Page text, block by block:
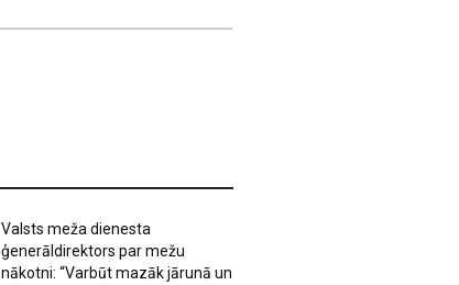
Valsts meža dienesta
ģenerāldirektors par mežu
nākotni: “Varbūt mazāk jārunā un